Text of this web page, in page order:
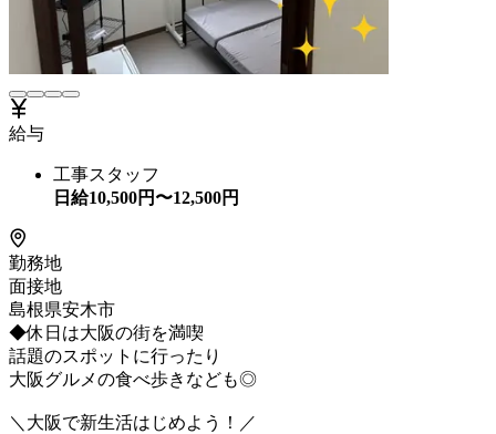
給与
工事スタッフ
日給10,500円〜12,500円
勤務地
面接地
島根県安木市
◆休日は大阪の街を満喫
話題のスポットに行ったり
大阪グルメの食べ歩きなども◎
＼大阪で新生活はじめよう！／